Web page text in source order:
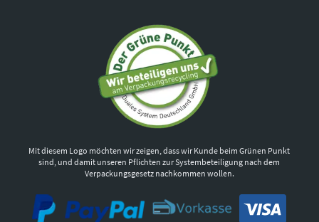
Mit diesem Logo möchten wir zeigen, dass wir Kunde beim Grünen Punkt
sind, und damit unseren Pflichten zur Systembeteiligung nach dem
Verpackungsgesetz nachkommen wollen.